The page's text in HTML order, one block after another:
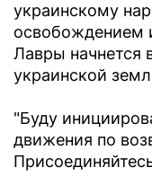
украинскому
освобождением
Лавры начнется
украинской
"Буду
движения по